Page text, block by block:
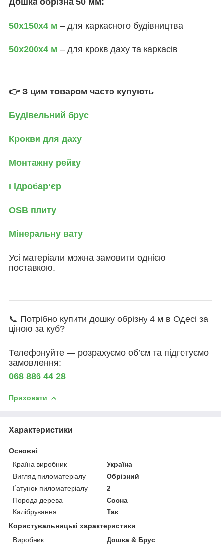
50х150х4 м – для каркасного будівництва
50х200х4 м – для крокв даху та каркасів
👉 З цим товаром часто купують
Будівельний брус
Крокви для даху
Монтажну рейку
Гідробар’єр
OSB плиту
Мінеральну вату
Усі матеріали можна замовити однією
поставкою.
📞 Потрібно купити дошку обрізну 4 м в Одесі за
ціною за куб?
Телефонуйте — розрахуємо об’єм та підготуємо
замовлення:
068 886 44 28
Приховати
Характеристики
Основні
Країна виробник
Україна
Вигляд пиломатеріалу
Обрізний
Ґатунок пиломатеріалу
2
Порода дерева
Сосна
Калібрування
Так
Користувальницькі характеристики
Виробник
Дошка & Брус